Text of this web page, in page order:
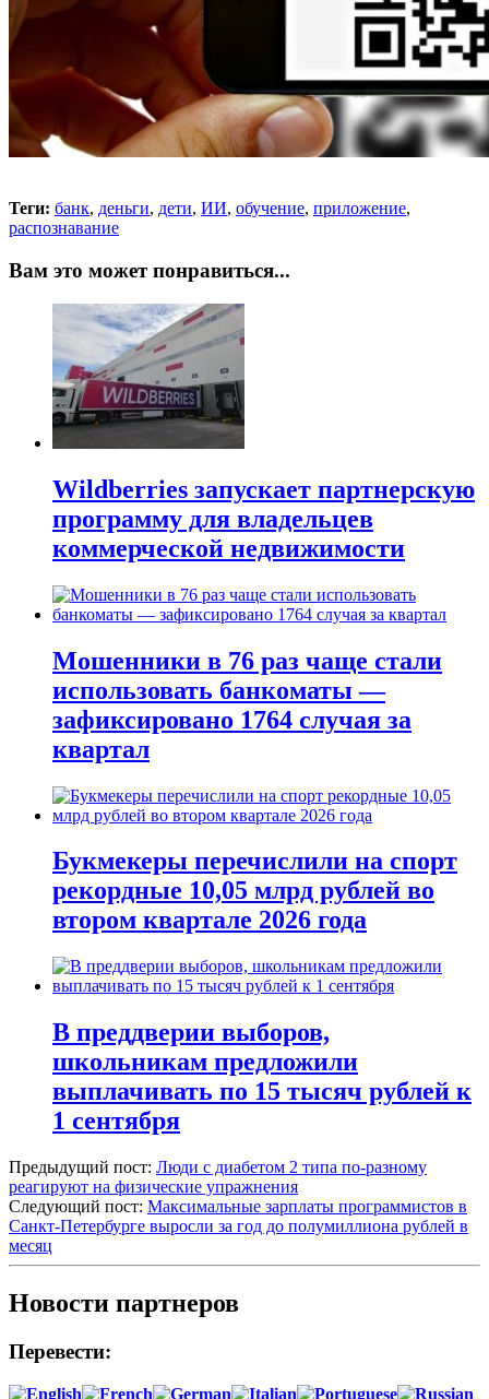
Теги: банк, деньги, дети, ИИ, обучение, приложение,
распознавание
Вам это может понравиться...
Wildberries запускает партнерскую
программу для владельцев
коммерческой недвижимости
Мошенники в 76 раз чаще стали
использовать банкоматы —
зафиксировано 1764 случая за
квартал
Букмекеры перечислили на спорт
рекордные 10,05 млрд рублей во
втором квартале 2026 года
В преддверии выборов,
школьникам предложили
выплачивать по 15 тысяч рублей к
1 сентября
Предыдущий пост: Люди с диабетом 2 типа по-разному
реагируют на физические упражнения
Следующий пост: Максимальные зарплаты программистов в
Санкт-Петербурге выросли за год до полумиллиона рублей в
месяц
Новости партнеров
Перевести: